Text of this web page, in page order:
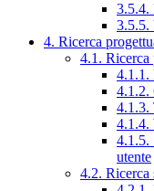
3.5.4.
3.5.5.
4. Ricerca
4.1. Ricerca
4.1.1.
4.1.2.
4.1.3.
4.1.4.
4.1.5.
utente
4.2. Ricerca